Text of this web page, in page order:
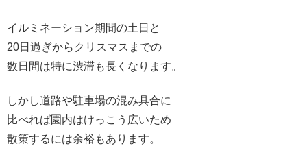
イルミネーション期間の土日と
20日過ぎからクリスマスまでの
数日間は特に渋滞も長くなります。
しかし道路や駐車場の混み具合に
比べれば園内はけっこう広いため
散策するには余裕もあります。